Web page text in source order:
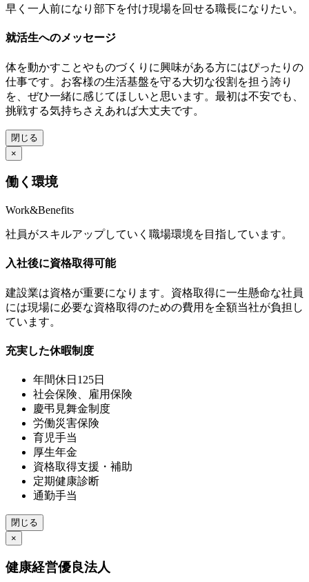
早く一人前になり部下を付け現場を回せる職長になりたい。
就活生へのメッセージ
体を動かすことやものづくりに興味がある方にはぴったりの
仕事です。お客様の生活基盤を守る大切な役割を担う誇り
を、ぜひ一緒に感じてほしいと思います。最初は不安でも、
挑戦する気持ちさえあれば大丈夫です。
閉じる
×
働く環境
Work&Benefits
社員がスキルアップしていく職場環境を目指しています。
入社後に資格取得可能
建設業は資格が重要になります。資格取得に一生懸命な社員
には現場に必要な資格取得のための費用を全額当社が負担し
ています。
充実した休暇制度
年間休日125日
社会保険、雇用保険
慶弔見舞金制度
労働災害保険
育児手当
厚生年金
資格取得支援・補助
定期健康診断
通勤手当
閉じる
×
健康経営優良法人